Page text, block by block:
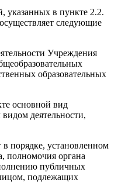
указанных в пункте 2.2.
следующие
Учреждения
образовательных
основной вид
деятельности,
порядке, установленном
полномочия органа
публичных
подлежащих